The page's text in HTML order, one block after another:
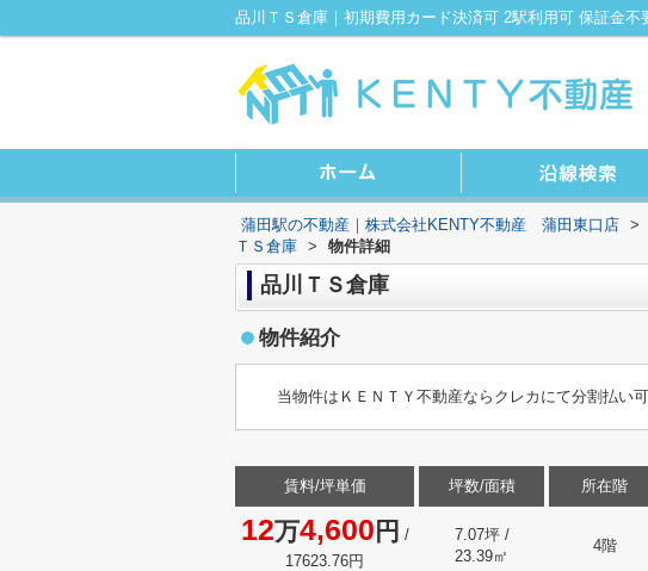
蒲田駅の不動産｜株式会社KENTY不動産 蒲田東口店 >
ＴＳ倉庫 > 物件詳細
品川ＴＳ倉庫
物件紹介
当物件はＫＥＮＴＹ不動産ならクレカにて分割払い
賃料/坪単価
12万4,600 円 /
17623.76円
坪数/面積
7.07坪 /
23.39㎡
所在階
4階